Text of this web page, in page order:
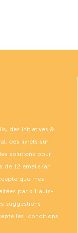
des initiatives &
des livrets sur
solutions pour
de 12 emails/an
que mes
par « Hauts-
suggestions
les conditions